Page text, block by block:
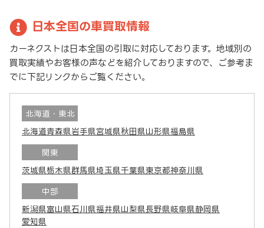
日本全国の車買取情報
カーネクストは日本全国の引取に対応しております。地域別の
買取実績やお客様の声などを紹介しておりますので、ご参考ま
でに下記リンクからご覧ください。
北海道・東北
北海道青森県岩手県宮城県秋田県山形県福島県
関東
茨城県栃木県群馬県埼玉県千葉県東京都神奈川県
中部
新潟県富山県石川県福井県山梨県長野県岐阜県静岡県
愛知県